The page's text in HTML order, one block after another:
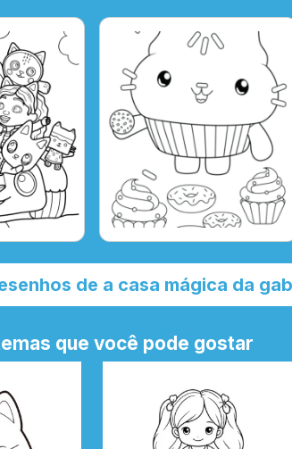
de a casa mágica da
que você pode gostar